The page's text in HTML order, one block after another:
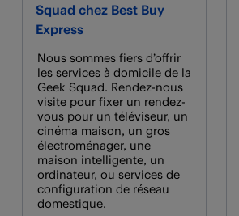
Squad chez Best Buy
Express
Nous sommes fiers d’offrir
les services à domicile de la
Geek Squad. Rendez-nous
visite pour fixer un rendez-
vous pour un téléviseur, un
cinéma maison, un gros
électroménager, une
maison intelligente, un
ordinateur, ou services de
configuration de réseau
domestique.